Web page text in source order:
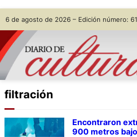
Skip
to
content
6 de agosto de 2026 – Edición número:
filtración
Encontraron
900 metros